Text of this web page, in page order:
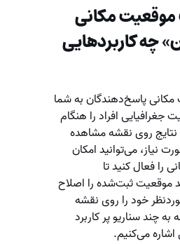
مکانی
چه کاربردهایی
پاسخ‌دهندگان به شما
افراد را هنگام
روی نقشه مشاهده
نیاز، می‌توانید امکان
را فعال کنید تا
موقعیت ثبت‌شده را اصلاح
خود را روی نقشه
به چند سناریو پر کاربرد
اشاره می‌کنیم.